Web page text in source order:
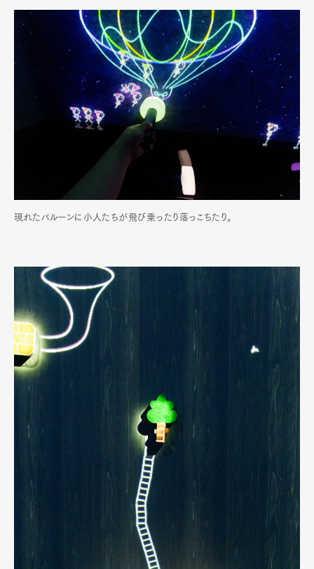
現れたバルーンに小人たちが飛び乗ったり落っこちたり。